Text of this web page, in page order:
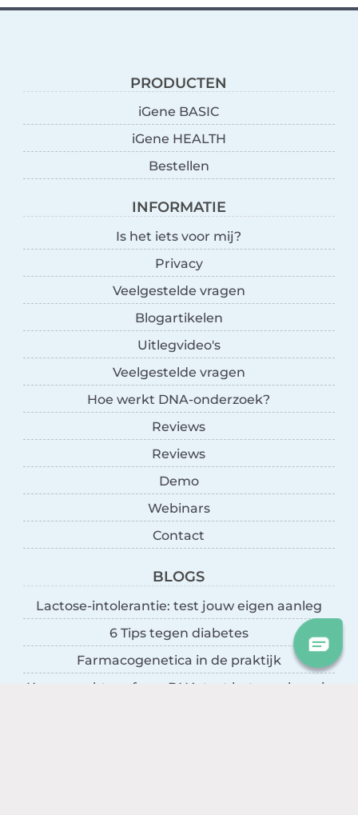
PRODUCTEN
iGene BASIC
iGene HEALTH
Bestellen
INFORMATIE
Is het iets voor mij?
Privacy
Veelgestelde vragen
Blogartikelen
Uitlegvideo's
Veelgestelde vragen
Hoe werkt DNA-onderzoek?
Reviews
Reviews
Demo
Webinars
Contact
BLOGS
Lactose-intolerantie: test jouw eigen aanleg
6 Tips tegen diabetes
Farmacogenetica in de praktijk
Kom er achter of een DNA-test betrouwbaar is